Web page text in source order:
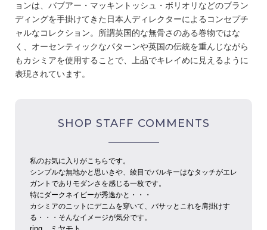
ョンは、バブアー・マッキントッシュ・ボリオリなどのブラン
ディングを手掛けてきた日本人ディレクターによるコンセプチ
ャルなコレクション。所謂英国的な無骨さのある巻物ではな
く、オーセンティックなパターンや英国の伝統を重んじながら
もカシミアを使用することで、上品でキレイめに見えるように
表現されています。
SHOP STAFF COMMENTS
私のお気に入りがこちらです。
シンプルな無地かと思いきや、綾目でバルキーはなタッチがエレ
ガントでありモダンさを感じる一枚です。
特にダークネイビーが秀逸かと・・・
カシミアのニットにデニムを穿いて、バサッとこれを肩掛けす
る・・・そんなイメージが気分です。